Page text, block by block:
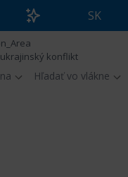
SK
konflikt
Hľadať vo vlákne